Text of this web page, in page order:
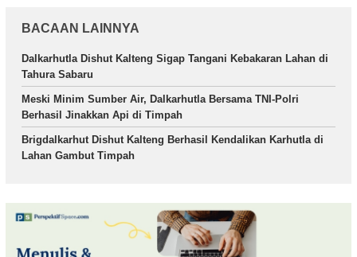
BACAAN LAINNYA
Dalkarhutla Dishut Kalteng Sigap Tangani Kebakaran Lahan di
Tahura Sabaru
Meski Minim Sumber Air, Dalkarhutla Bersama TNI-Polri
Berhasil Jinakkan Api di Timpah
Brigdalkarhut Dishut Kalteng Berhasil Kendalikan Karhutla di
Lahan Gambut Timpah